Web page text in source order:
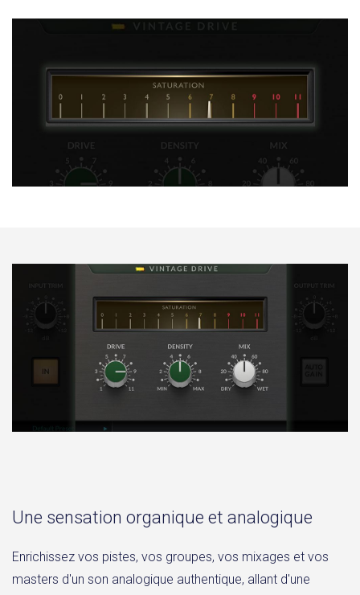
Une sensation organique et analogique
Enrichissez vos pistes, vos groupes, vos mixages et vos
masters d'un son analogique authentique, allant d'une